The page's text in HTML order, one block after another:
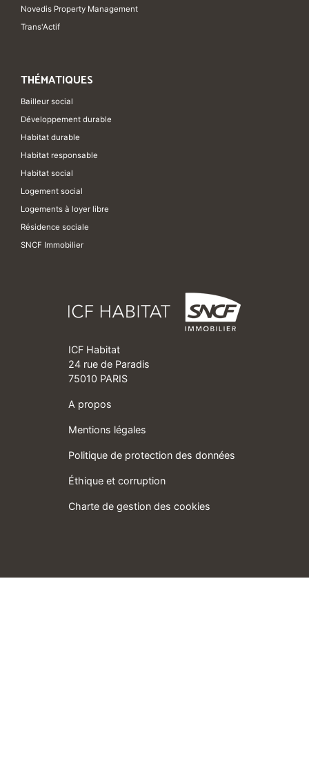
Novedis Property Management
Trans'Actif
THÉMATIQUES
Bailleur social
Développement durable
Habitat durable
Habitat responsable
Habitat social
Logement social
Logements à loyer libre
Résidence sociale
SNCF Immobilier
ICF Habitat
24 rue de Paradis
75010 PARIS
A propos
Mentions légales
Politique de protection des données
Éthique et corruption
Charte de gestion des cookies